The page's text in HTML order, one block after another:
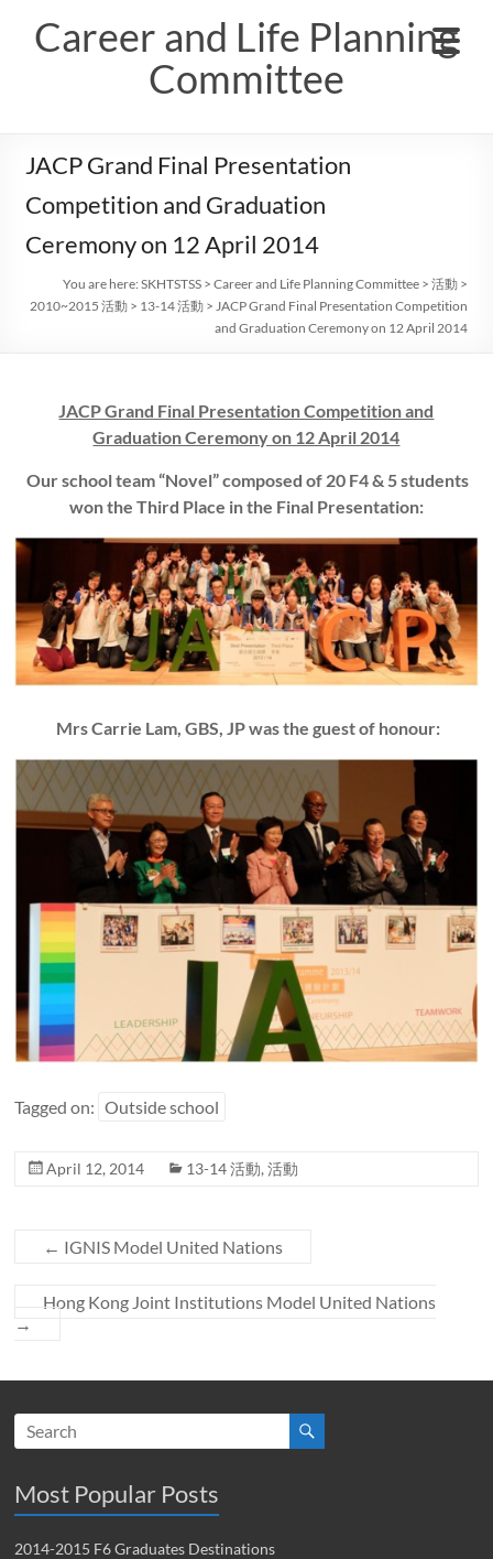
contentCareer and Life Planning
Committee
JACP Grand Final Presentation
Competition and Graduation
Ceremony on 12 April 2014
You are here:SKHTSTSS >Career and Life Planning Committee >活動 >
2010~2015 活動 > 13-14 活動 >JACP Grand Final Presentation Competition
and Graduation Ceremony on 12 April 2014
JACP Grand Final Presentation Competition and
Graduation Ceremony on 12 April 2014
Our school team “Novel” composed of 20 F4 & 5 students
won the Third Place in the Final Presentation:
MrsCarrie Lam, GBS, JPwas the guest of honour:
Tagged on: Outside school
April 12, 2014 13-14 活動,活動
← IGNIS Model United Nations
Hong Kong Joint Institutions Model United Nations
→
Most Popular Posts
2014-2015 F6 Graduates Destinations